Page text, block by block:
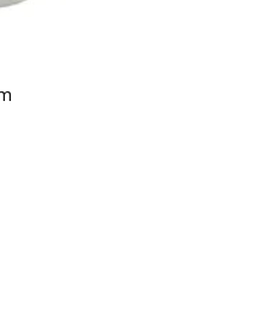
Nombre total de